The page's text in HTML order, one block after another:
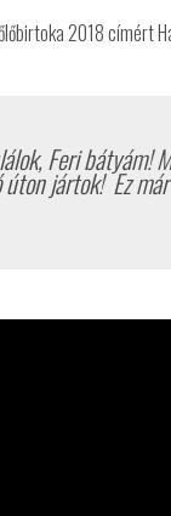
2018 címért
Feri
úton jártok!Ez